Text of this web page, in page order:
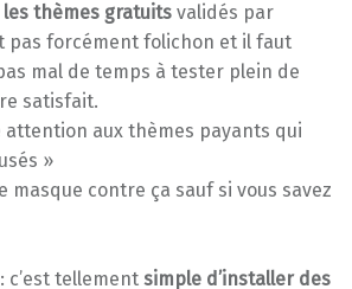
thèmes gratuits validés par
pas forcément folichon et il faut
mal de temps à tester plein de
satisfait.
attention aux thèmes payants qui
»
masque contre ça sauf si vous savez
: c’est tellement simple d’installer des